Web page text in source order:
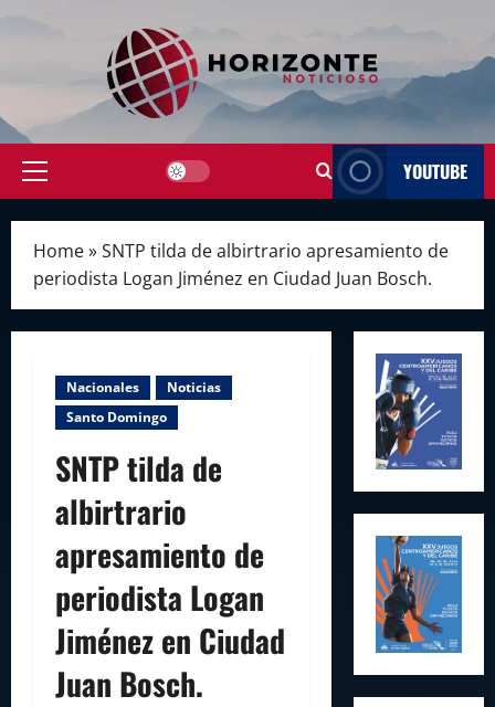
Primary
YOUTUBE
Home»SNTP tilda de albirtrario apresamiento de
periodista Logan Jiménez en Ciudad Juan Bosch.
Nacionales
Noticias
Santo Domingo
SNTP tilda de
albirtrario
apresamiento de
periodista Logan
Jiménez en Ciudad
Juan Bosch.